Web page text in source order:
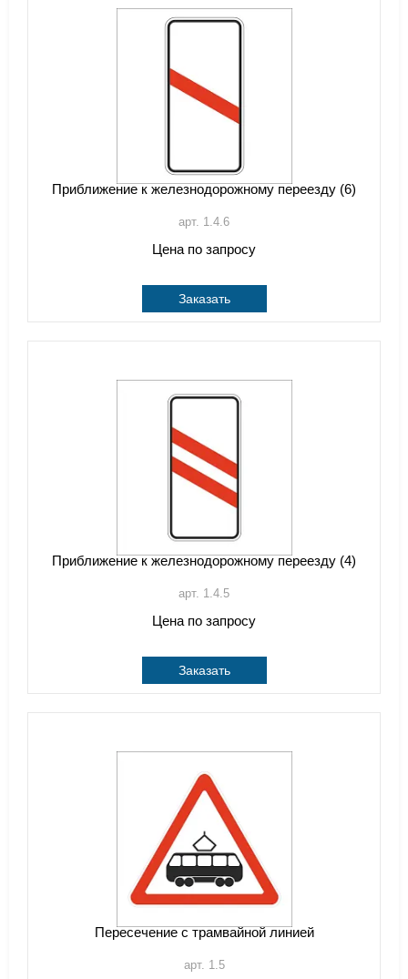
Приближение к железнодорожному переезду (6)
арт. 1.4.6
Цена по запросу
Заказать
Приближение к железнодорожному переезду (4)
арт. 1.4.5
Цена по запросу
Заказать
Пересечение с трамвайной линией
арт. 1.5